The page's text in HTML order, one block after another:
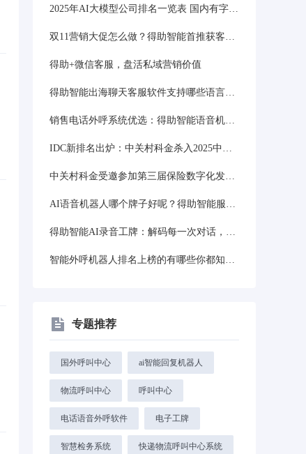
2025年AI大模型公司排名一览表 国内有字节中关村科金国外有OpenAI谷歌等！
双11营销大促怎么做？得助智能首推获客应援计划
得助+微信客服，盘活私域营销价值
得助智能出海聊天客服软件支持哪些语言呢？多国智能翻译！
销售电话外呼系统优选：得助智能语音机器人企业服务案例解析
IDC新排名出炉：中关村科金杀入2025中国大模型平台私有化市场份额Top4！
中关村科金受邀参加第三届保险数字化发展大会携得助系列智能产品
AI语音机器人哪个牌子好呢？得助智能服务触手可及
得助智能AI录音工牌：解码每一次对话，让沟通价值看得见
智能外呼机器人排名上榜的有哪些你都知道吗
专题推荐
国外呼叫中心 ai智能回复机器人
物流呼叫中心 呼叫中心
电话语音外呼软件 电子工牌
智慧检务系统 快递物流呼叫中心系统